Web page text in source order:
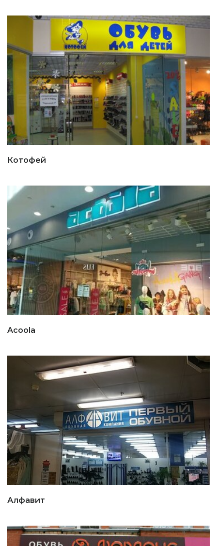
Котофей
Acoola
Алфавит